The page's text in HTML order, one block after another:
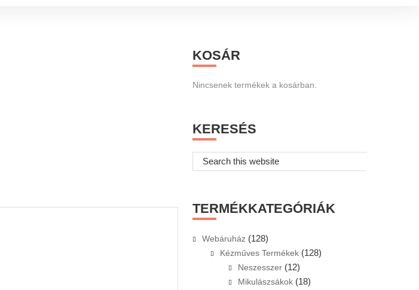
Primary
Sidebar
KOSÁR
Nincsenek termékek a kosárban.
KERESÉS
Search
this
TERMÉKKATEGÓRIÁK
Webáruház (128)
Kézműves Termékek (128)
Neszesszer (12)
Mikulászsákok (18)